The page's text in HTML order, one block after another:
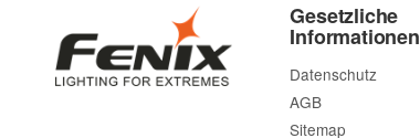
Gesetzliche
Informationen
Datenschutz
AGB
Sitemap